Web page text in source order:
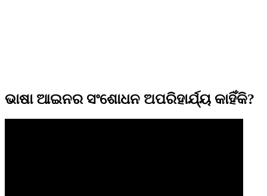
ଭାଷା ଆଇନର ସଂଶୋଧନ ଅପରିହାର୍ଯ୍ୟ କାହିଁକି?